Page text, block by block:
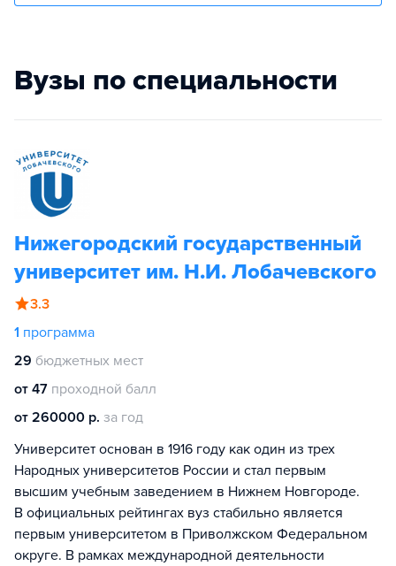
Вузы по специальности
Нижегородский государственный
университет им. Н.И. Лобачевского
3.3
1 программа
29 бюджетных мест
от 47 проходной балл
от 260000 р. за год
Университет основан в 1916 году как один из трех
Народных университетов России и стал первым
высшим учебным заведением в Нижнем Новгороде.
В официальных рейтингах вуз стабильно является
первым университетом в Приволжском Федеральном
округе. В рамках международной деятельности